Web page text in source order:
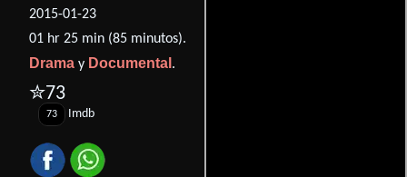
2015-01-23
01 hr 25 min (85 minutos).
Drama y Documental .
✮73
73 Imdb